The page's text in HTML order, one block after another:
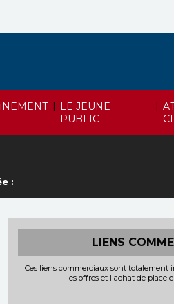
| LE JEUNE
PUBLIC
|
:
LIENS
Ces liens commerciaux sont totalement
les offres et l'achat de place